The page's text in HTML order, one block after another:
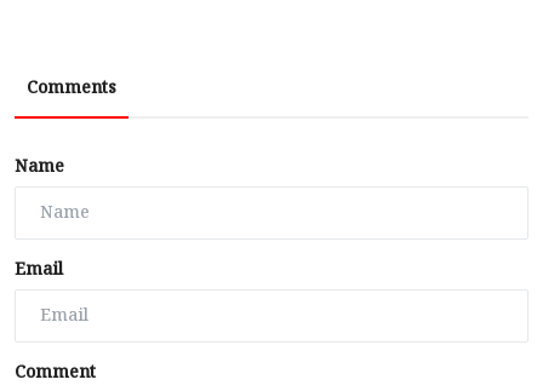
Comments
Name
Email
Comment